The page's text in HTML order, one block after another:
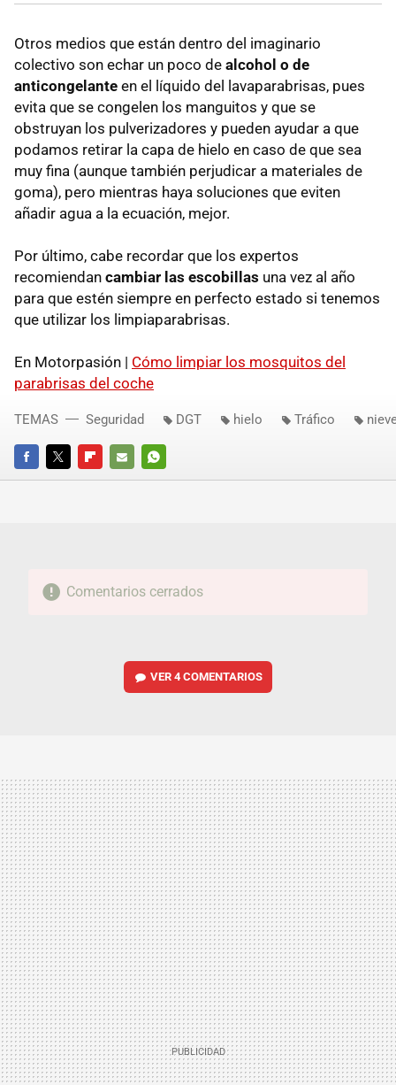
Otros medios que están dentro del imaginario
colectivo son echar un poco de alcohol o de
anticongelante en el líquido del lavaparabrisas, pues
evita que se congelen los manguitos y que se
obstruyan los pulverizadores y pueden ayudar a que
podamos retirar la capa de hielo en caso de que sea
muy fina (aunque también perjudicar a materiales de
goma), pero mientras haya soluciones que eviten
añadir agua a la ecuación, mejor.
Por último, cabe recordar que los expertos
recomiendan cambiar las escobillas una vez al año
para que estén siempre en perfecto estado si tenemos
que utilizar los limpiaparabrisas.
En Motorpasión | Cómo limpiar los mosquitos del
parabrisas del coche
FACEBOOKTWITTERFLIPBOARD
E-
WHATSAPP
TEMAS Seguridad DGT hielo Tráfico
Comentarios cerrados
VER4 COMENTARIOS